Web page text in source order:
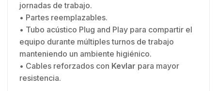
jornadas de trabajo.
• Partes reemplazables.
• Tubo acústico Plug and Play para compartir el
equipo durante múltiples turnos de trabajo
manteniendo un ambiente higiénico.
• Cables reforzados con Kevlar para mayor
resistencia.